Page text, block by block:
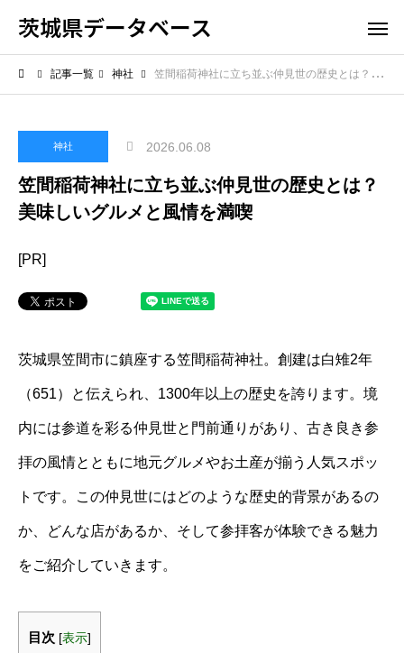
茨城県データベース
記事一覧 神社 笠間稲荷神社に立ち並ぶ仲見世の歴史とは？美味しいグルメと風情を満喫
神社 2026.06.08
笠間稲荷神社に立ち並ぶ仲見世の歴史とは？
美味しいグルメと風情を満喫
[PR]
茨城県笠間市に鎮座する笠間稲荷神社。創建は白雉2年
（651）と伝えられ、1300年以上の歴史を誇ります。境
内には参道を彩る仲見世と門前通りがあり、古き良き参
拝の風情とともに地元グルメやお土産が揃う人気スポッ
トです。この仲見世にはどのような歴史的背景があるの
か、どんな店があるか、そして参拝客が体験できる魅力
をご紹介していきます。
目次 [表示]